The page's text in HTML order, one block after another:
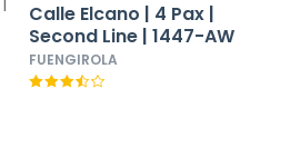
Calle Elcano | 4 Pax |
Second Line | 1447-AW
FUENGIROLA